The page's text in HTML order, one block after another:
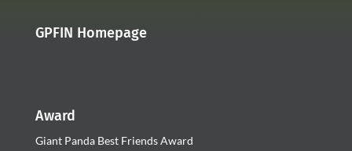
GPFIN Homepage
Award
Giant Panda Best Friends Award